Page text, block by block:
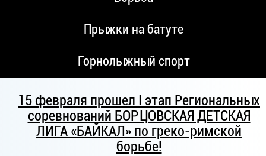
Прыжки на батуте
Горнолыжный спорт
15 февраля прошел I этап Региональных
соревнований БОРЦОВСКАЯ ДЕТСКАЯ
ЛИГА «БАЙКАЛ» по греко-римской
борьбе!